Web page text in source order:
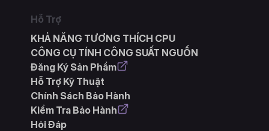
Hỗ Trợ
KHẢ NĂNG TƯƠNG THÍCH CPU
CÔNG CỤ TÍNH CÔNG SUẤT NGUỒN
Đăng Ký Sản Phẩm
Hỗ Trợ Kỹ Thuật
Chính Sách Bảo Hành
Kiểm Tra Bảo Hành
Hỏi Đáp